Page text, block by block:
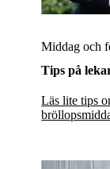
Middag och
Tips på
Läs lite tips